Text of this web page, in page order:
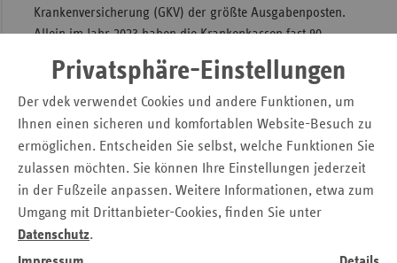
Privatsphäre-Einstellungen
Der vdek verwendet Cookies und andere Funktionen, um
Ihnen einen sicheren und komfortablen Website-Besuch zu
ermöglichen. Entscheiden Sie selbst, welche Funktionen Sie
zulassen möchten. Sie können Ihre Einstellungen jederzeit
in der Fußzeile anpassen. Weitere Informationen, etwa zum
Umgang mit Drittanbieter-Cookies, finden Sie unter
Datenschutz.
Krankenversicherung (GKV) der größte Ausgabenposten.
Allein im Jahr 2023 haben die Krankenkassen fast 90
Durch die zielgerichtete Prüfung der
Krankenhausrechnungen konnten unberechtigte
Forderungen seitens der Krankenhausträger in Höhe von
über einer Milliarde Euro abgewendet werden. Eine
weitere Milliarde Euro könnte hinzukommen, wenn die
derzeit geltenden gestaffelten Prüfquoten abgeschafft
würden. Aktuell wird auf Basis der Abrechnungsprüfungen